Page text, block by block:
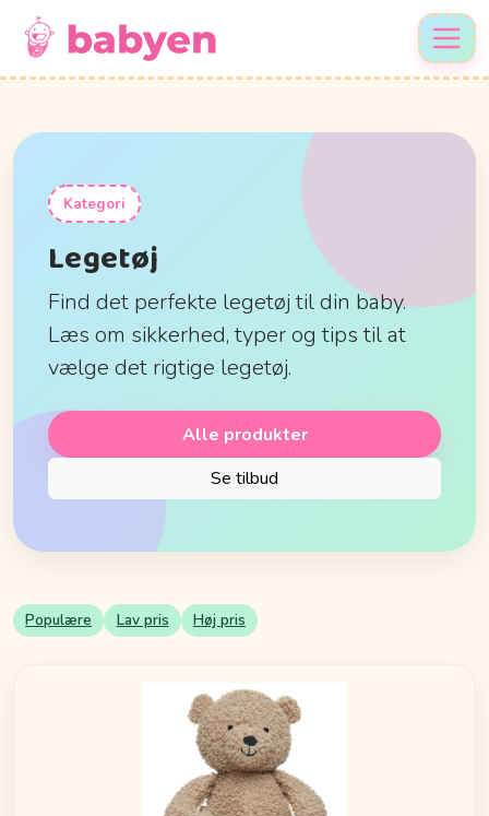
Kategori
Legetøj
Find det perfekte legetøj til din baby.
Læs om sikkerhed, typer og tips til at
vælge det rigtige legetøj.
Alle produkter
Se tilbud
Populære Lav pris Høj pris